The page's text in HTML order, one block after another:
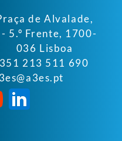
de Alvalade,
- 5.º Frente, 1700-
036 Lisboa
213 511 690